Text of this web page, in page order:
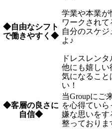
◆自由なシフト
で働きやすく◆
学業や本業が
ワークされて
自分のスケ
よ♪
ドレスレン
他にも嬉しい
気になること
い！
◆客層の良さに
自信◆
当Groupにご
を心得てい
嫌な思いをす
整っておりま